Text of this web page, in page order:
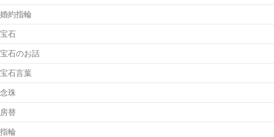
婚約指輪
宝石
宝石のお話
宝石言葉
念珠
房替
指輪